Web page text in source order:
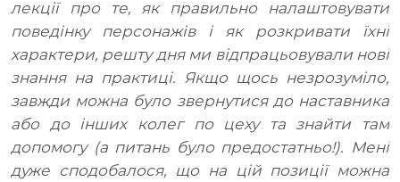
лекції про те, як правильно налаштовувати
поведінку персонажів і як розкривати їхні
характери, решту дня ми відпрацьовували нові
знання на практиці. Якщо щось незрозуміло,
завжди можна було звернутися до наставника
або до інших колег по цеху та знайти там
допомогу (а питань було предостатньо!). Мені
дуже сподобалося, що на цій позиції можна